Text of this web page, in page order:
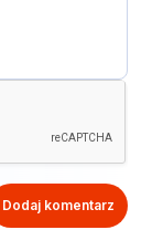
Dodaj komentarz